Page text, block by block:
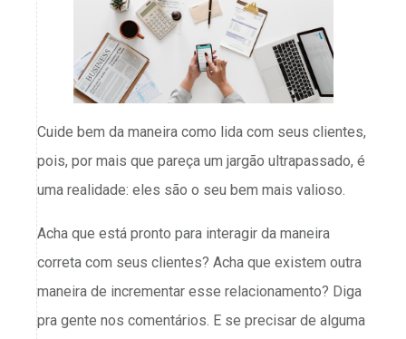
Cuide bem da maneira como lida com seus clientes,
pois, por mais que pareça um jargão ultrapassado, é
uma realidade: eles são o seu bem mais valioso.
Acha que está pronto para interagir da maneira
correta com seus clientes? Acha que existem outra
maneira de incrementar esse relacionamento? Diga
pra gente nos comentários. E se precisar de alguma